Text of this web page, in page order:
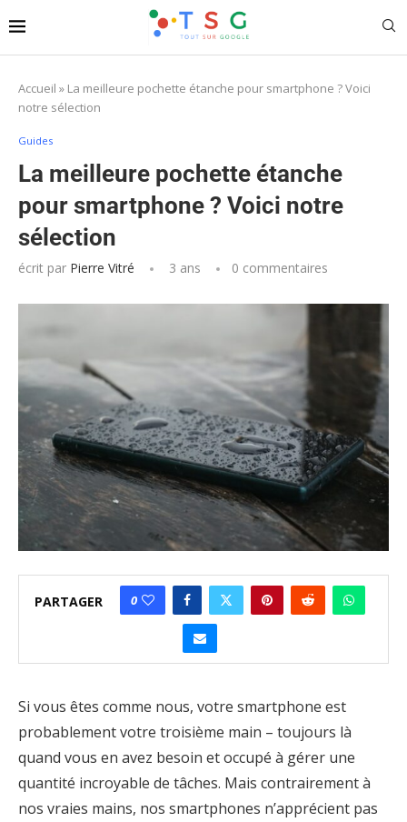
Accueil » La meilleure pochette étanche pour smartphone ? Voici
notre sélection
Guides
La meilleure pochette étanche
pour smartphone ? Voici notre
sélection
écrit par Pierre Vitré 3 ans 0 commentaires
PARTAGER 0
Si vous êtes comme nous, votre smartphone est
probablement votre troisième main – toujours là
quand vous en avez besoin et occupé à gérer une
quantité incroyable de tâches. Mais contrairement à
nos vraies mains, nos smartphones n’apprécient pas